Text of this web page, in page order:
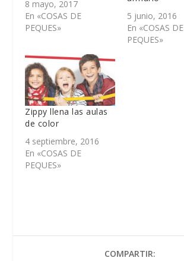
8 mayo, 2017
En «COSAS DE
PEQUES»
5 junio, 2016
En «COSAS DE
PEQUES»
Zippy llena las aulas
de color
4 septiembre, 2016
En «COSAS DE
PEQUES»
COMPARTIR: